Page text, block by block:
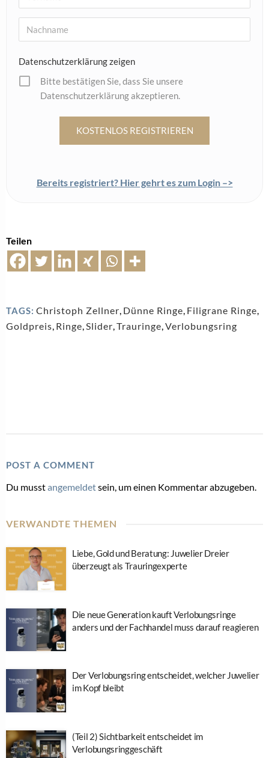
Solitaire III von Collection Ruesch: Mehr als klassisch,
mehr für den Handel
3. Juli 2025